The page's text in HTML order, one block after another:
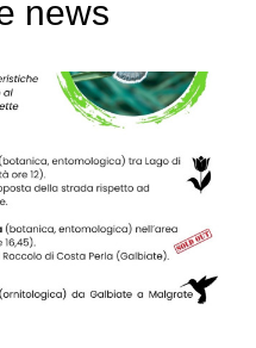
news